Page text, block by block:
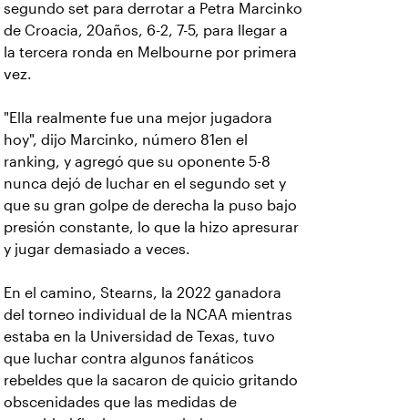
segundo set para derrotar a Petra Marcinko
de Croacia, 20años, 6-2, 7-5, para llegar a
la tercera ronda en Melbourne por primera
vez.
"Ella realmente fue una mejor jugadora
hoy", dijo Marcinko, número 81en el
ranking, y agregó que su oponente 5-8
nunca dejó de luchar en el segundo set y
que su gran golpe de derecha la puso bajo
presión constante, lo que la hizo apresurar
y jugar demasiado a veces.
En el camino, Stearns, la 2022 ganadora
del torneo individual de la NCAA mientras
estaba en la Universidad de Texas, tuvo
que luchar contra algunos fanáticos
rebeldes que la sacaron de quicio gritando
obscenidades que las medidas de